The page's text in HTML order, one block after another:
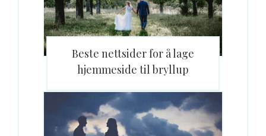
Beste nettsider for å lage
hjemmeside til bryllup